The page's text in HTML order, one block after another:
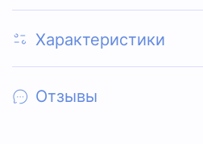
Характеристики
Отзывы